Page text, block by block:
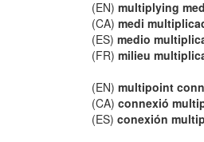
(EN)multiplying
(CA)medi
(ES)medio
(FR)milieu
(EN)multipoint
(CA)connexió
(ES)conexión